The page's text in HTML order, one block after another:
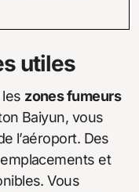
utiles
zones fumeurs
Baiyun, vous
l’aéroport. Des
et
Vous